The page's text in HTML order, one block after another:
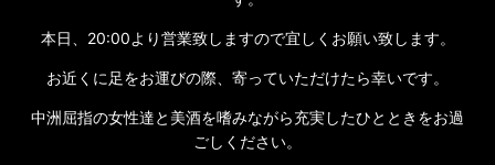
本日、20:00より営業致しますので宜しくお願い致します。
お近くに足をお運びの際、寄っていただけたら幸いです。
中洲屈指の女性達と美酒を嗜みながら充実したひとときをお過
ごしください。